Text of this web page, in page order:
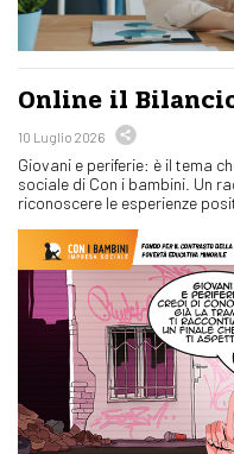
Online il
10 Luglio 2026
Giovani e periferie: è il tema
sociale di Con i bambini. Un
riconoscere le esperienze